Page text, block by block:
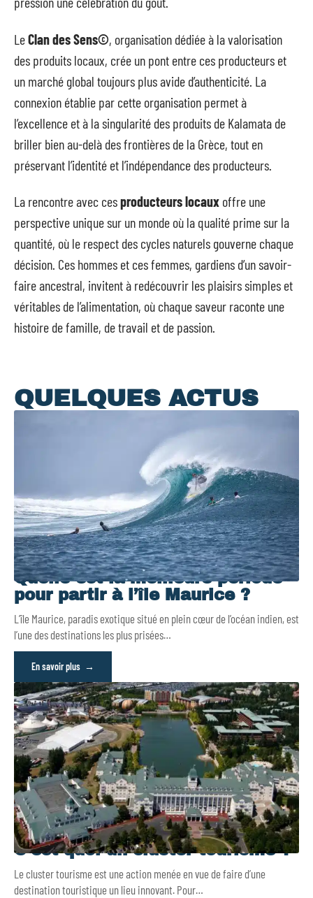
LeClan des Sens©, organisation dédiée à la valorisation
des produits locaux, crée un pont entre ces producteurs et
un marché global toujours plus avide d’authenticité. La
connexion établie par cette organisation permet à
l’excellence et à la singularité des produits de Kalamata de
briller bien au-delà des frontières de la Grèce, tout en
préservant l’identité et l’indépendance des producteurs.
La rencontre avec cesproducteurs locaux offre une
perspective unique sur un monde où la qualité prime sur la
quantité, où le respect des cycles naturels gouverne chaque
décision. Ces hommes et ces femmes, gardiens d’un savoir-
faire ancestral, invitent à redécouvrir les plaisirs simples et
véritables de l’alimentation, où chaque saveur raconte une
histoire de famille, de travail et de passion.
QUELQUES ACTUS
Quelle est la meilleure période
pour partir à l’île Maurice ?
L’île Maurice, paradis exotique situé en plein cœur de l’océan indien, est
l’une des destinations les plus prisées…
En savoir plus
C’est quoi un cluster tourisme ?
Le cluster tourisme est une action menée en vue de faire d’une
destination touristique un lieu innovant. Pour…